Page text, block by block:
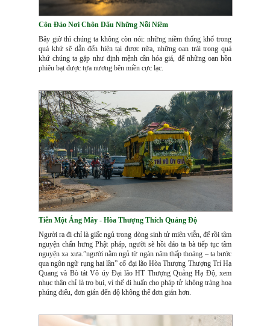
Côn Đảo Nơi Chôn Dấu Những Nỗi Niềm
Bây giờ thì chúng ta không còn nói: những niềm thống khổ trong
quá khứ sẽ dẫn đến hiện tại được nữa, những oan trái trong quá
khứ chúng ta gặp như định mệnh cần hóa giả, để những oan hồn
phiêu bạt được tựa nương bên miền cực lạc.
Tiễn Một Áng Mây - Hòa Thượng Thích Quảng Độ
Người ra đi chỉ là giấc ngủ trong dòng sinh tử miên viễn, để rồi tâm
nguyện chấn hưng Phật pháp, người sẽ hồi đáo ta bà tiếp tục tâm
nguyện xa xưa.”người nằm ngủ từ ngàn năm thấp thoáng – ta bước
qua ngôn ngữ rụng hai lần” cố đại lão Hòa Thượng Thượng Trí Hạ
Quang và Bò tát Vô úy Đại lão HT Thượng Quảng Hạ Độ, xem
nhục thân chỉ là tro bụi, vì thế di huấn cho pháp tử không tràng hoa
phúng điếu, đơn giản đến độ không thể đơn giản hơn.